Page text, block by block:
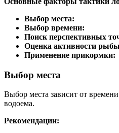
Выбор места:
Выбор времени:
Поиск перспективных
Оценка активности
Применение прикормки:
Выбор места
Выбор места зависит от
водоема.
Рекомендации: